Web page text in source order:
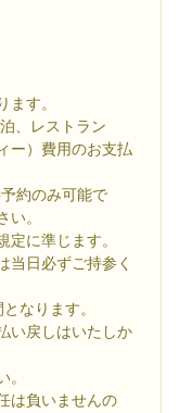
す。
、レストラン
ー）費用のお支払
約のみ可能で
。
に準じます。
当日必ずご持参く
なります。
い戻しはいたしか
は負いませんの